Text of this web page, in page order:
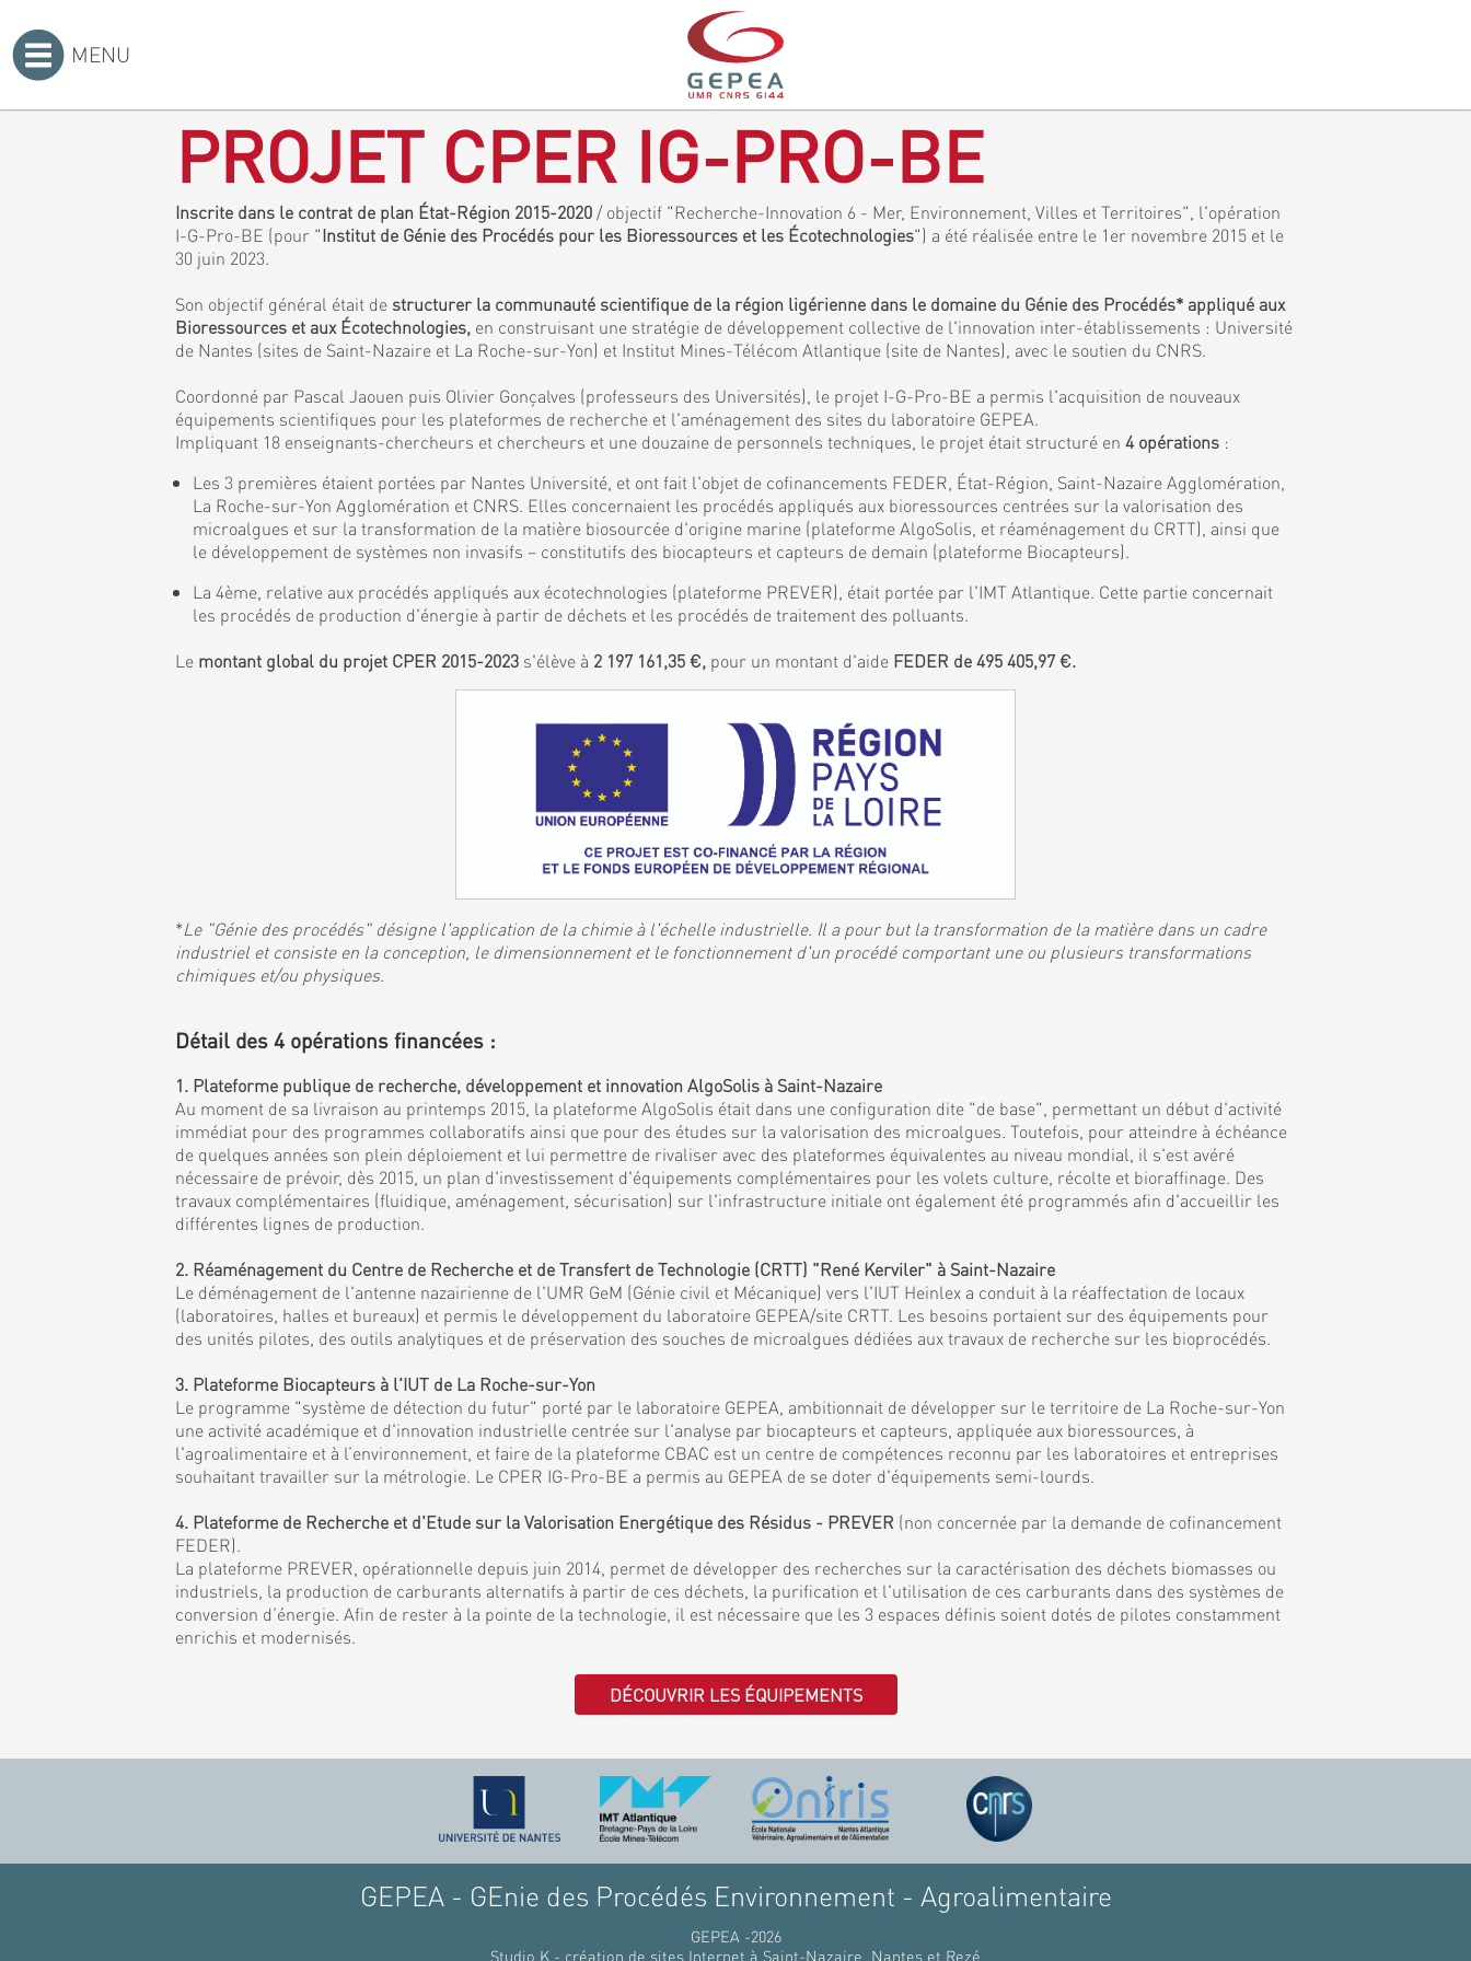
MENU
PROJET CPER IG-PRO-BE
Inscrite dans le contrat de plan État-Région 2015-2020 / objectif "Recherche-Innovation 6 - Mer, Environnement, Villes et Territoires", l'opération
I-G-Pro-BE (pour "Institut de Génie des Procédés pour les Bioressources et les Écotechnologies") a été réalisée entre le 1er novembre 2015 et le
30 juin 2023.
Son objectif général était de structurer la communauté scientifique de la région ligérienne dans le domaine du Génie des Procédés* appliqué aux
Bioressources et aux Écotechnologies, en construisant une stratégie de développement collective de l'innovation inter-établissements : Université
de Nantes (sites de Saint-Nazaire et La Roche-sur-Yon) et Institut Mines-Télécom Atlantique (site de Nantes), avec le soutien du CNRS.
Coordonné par Pascal Jaouen puis Olivier Gonçalves (professeurs des Universités), le projet I-G-Pro-BE a permis l'acquisition de nouveaux
équipements scientifiques pour les plateformes de recherche et l'aménagement des sites du laboratoire GEPEA.
Impliquant 18 enseignants-chercheurs et chercheurs et une douzaine de personnels techniques, le projet était structuré en 4 opérations :
Les 3 premières étaient portées par Nantes Université, et ont fait l'objet de cofinancements FEDER, État-Région, Saint-Nazaire Agglomération,
La Roche-sur-Yon Agglomération et CNRS. Elles concernaient les procédés appliqués aux bioressources centrées sur la valorisation des
microalgues et sur la transformation de la matière biosourcée d'origine marine (plateforme AlgoSolis, et réaménagement du CRTT), ainsi que
le développement de systèmes non invasifs – constitutifs des biocapteurs et capteurs de demain (plateforme Biocapteurs).
La 4ème, relative aux procédés appliqués aux écotechnologies (plateforme PREVER), était portée par l'IMT Atlantique. Cette partie concernait
les procédés de production d'énergie à partir de déchets et les procédés de traitement des polluants.
Le montant global du projet CPER 2015-2023 s'élève à 2 197 161,35 €, pour un montant d'aide FEDER de 495 405,97 €.
*Le "Génie des procédés" désigne l'application de la chimie à l'échelle industrielle. Il a pour but la transformation de la matière dans un cadre
industriel et consiste en la conception, le dimensionnement et le fonctionnement d'un procédé comportant une ou plusieurs transformations
chimiques et/ou physiques.
Détail des 4 opérations financées :
1. Plateforme publique de recherche, développement et innovation AlgoSolis à Saint-Nazaire
Au moment de sa livraison au printemps 2015, la plateforme AlgoSolis était dans une configuration dite "de base", permettant un début d'activité
immédiat pour des programmes collaboratifs ainsi que pour des études sur la valorisation des microalgues. Toutefois, pour atteindre à échéance
de quelques années son plein déploiement et lui permettre de rivaliser avec des plateformes équivalentes au niveau mondial, il s'est avéré
nécessaire de prévoir, dès 2015, un plan d'investissement d'équipements complémentaires pour les volets culture, récolte et bioraffinage. Des
travaux complémentaires (fluidique, aménagement, sécurisation) sur l'infrastructure initiale ont également été programmés afin d'accueillir les
différentes lignes de production.
2. Réaménagement du Centre de Recherche et de Transfert de Technologie (CRTT) "René Kerviler" à Saint-Nazaire
Le déménagement de l'antenne nazairienne de l'UMR GeM (Génie civil et Mécanique) vers l'IUT Heinlex a conduit à la réaffectation de locaux
(laboratoires, halles et bureaux) et permis le développement du laboratoire GEPEA/site CRTT. Les besoins portaient sur des équipements pour
des unités pilotes, des outils analytiques et de préservation des souches de microalgues dédiées aux travaux de recherche sur les bioprocédés.
3. Plateforme Biocapteurs à l'IUT de La Roche-sur-Yon
Le programme "système de détection du futur" porté par le laboratoire GEPEA, ambitionnait de développer sur le territoire de La Roche-sur-Yon
une activité académique et d'innovation industrielle centrée sur l'analyse par biocapteurs et capteurs, appliquée aux bioressources, à
l'agroalimentaire et à l’environnement, et faire de la plateforme CBAC est un centre de compétences reconnu par les laboratoires et entreprises
souhaitant travailler sur la métrologie. Le CPER IG-Pro-BE a permis au GEPEA de se doter d'équipements semi-lourds.
4. Plateforme de Recherche et d'Etude sur la Valorisation Energétique des Résidus - PREVER (non concernée par la demande de cofinancement
FEDER).
La plateforme PREVER, opérationnelle depuis juin 2014, permet de développer des recherches sur la caractérisation des déchets biomasses ou
industriels, la production de carburants alternatifs à partir de ces déchets, la purification et l'utilisation de ces carburants dans des systèmes de
conversion d’énergie. Afin de rester à la pointe de la technologie, il est nécessaire que les 3 espaces définis soient dotés de pilotes constamment
enrichis et modernisés.
DÉCOUVRIR LES ÉQUIPEMENTS
GEPEA - GEnie des Procédés Environnement - Agroalimentaire
GEPEA -2026
Studio K - création de sites Internet à Saint-Nazaire, Nantes et Rezé